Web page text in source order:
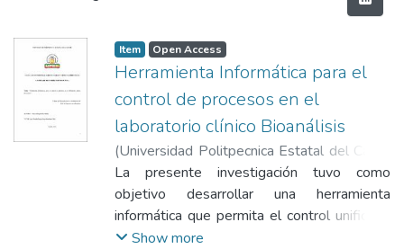
Item Open Access
Herramienta Informática para el
control de procesos en el
laboratorio clínico Bioanálisis
(Universidad Politpecnica Estatal del Carchi
- Biblioteca,2026-03-04) Mora Arteaga,
Kelly Johana;Miranda Realpe, Jorge
Humberto
La presente investigación tuvo como
objetivo desarrollar una herramienta
informática que permita el control unificado
de los procesos del laboratorio clínico
Show more